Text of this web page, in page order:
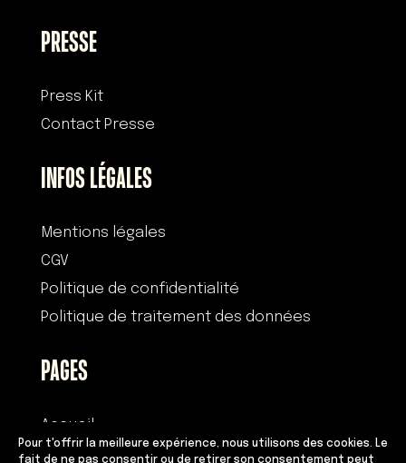
Pour t'offrir la meilleure expérience, nous utilisons des cookies. Le
fait de ne pas consentir ou de retirer son consentement peut
PRESSE
Press Kit
Contact Presse
INFOS LÉGALES
Mentions légales
CGV
Politique de confidentialité
Politique de traitement des données
PAGES
Accueil
Histoire